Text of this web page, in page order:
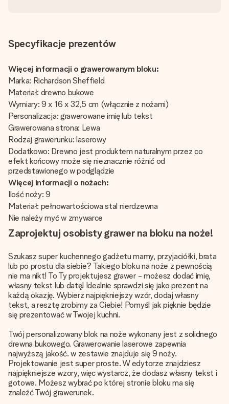
Specyfikacje prezentów
Więcej informacji o grawerowanym bloku:
Marka: Richardson Sheffield
Materiał: drewno bukowe
Wymiary: 9 x 16 x 32,5 cm (włącznie z nożami)
Personalizacja: grawerowane imię lub tekst
Grawerowana strona: Lewa
Rodzaj grawerunku: laserowy
Dodatkowo: Drewno jest produktem naturalnym przez co
efekt końcowy może się nieznacznie różnić od
przedstawionego w podglądzie
Więcej informacji o nożach:
Ilość noży: 9
Materiał: pełnowartościowa stal nierdzewna
Nie należy myć w zmywarce
Zaprojektuj osobisty grawer na bloku na noże!
Szukasz super kuchennego gadżetu mamy, przyjaciółki, brata
lub po prostu dla siebie? Takiego bloku na noże z pewnością
nie ma nikt! To Ty projektujesz grawer - możesz dodać imię,
własny tekst lub datę! Idealnie sprawdzi się jako prezent na
każdą okazję. Wybierz najpiękniejszy wzór, dodaj własny
tekst, a resztę zrobimy za Ciebie! Pomyśl jak pięknie będzie
się prezentować w Twojej kuchni.
Twój personalizowany blok na noże wykonany jest z solidnego
drewna bukowego. Grawerowanie laserowe zapewnia
najwyższą jakość. w zestawie znajduje się 9 noży.
Projektowanie jest super proste. W edytorze znajdziesz
najpiękniejsze wzory, więc wystarcz, że dodasz własny tekst i
gotowe. Możesz wybrać po której stronie bloku ma się
znaleźć Twój grawerunek.